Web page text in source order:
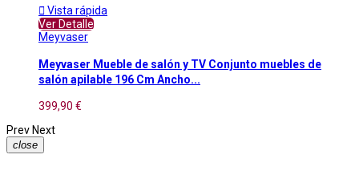
 Vista rápida
Ver Detalle
Meyvaser
Meyvaser Mueble de salón y TV Conjunto muebles de
salón apilable 196 Cm Ancho...
399,90 €
Prev Next
close